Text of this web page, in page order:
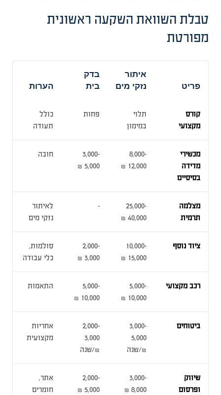
טבלת השוואת השקעה ראשונית
מפורטת
פריט
איתור
נזקי מים
בדק
בית
הערות
קורס
מקצועי
תלוי
במימון
פחות
כולל
תעודה
מכשירי
מדידה
בסיסיים
8,000-
12,000 ₪
3,000-
5,000 ₪
חובה
מצלמה
תרמית
25,000-
40,000 ₪
–
לאיתור
נזקי מים
ציוד נוסף
10,000-
15,000 ₪
2,000-
3,000 ₪
סולמות,
כלי עבודה
רכב מקצועי
5,000-
10,000 ₪
5,000-
10,000 ₪
התאמות
ביטוחים
3,000-
5,000
₪/שנה
2,000-
3,000
₪/שנה
אחריות
מקצועית
שיווק
ופרסום
3,000-
8,000 ₪
2,000-
5,000 ₪
אתר,
חומרים